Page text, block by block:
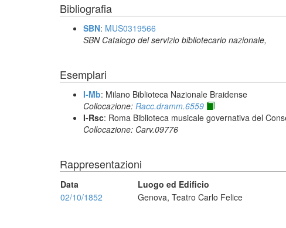
Bibliografia
SBN: MUS0319566
SBN Catalogo del servizio bibliotecario nazionale,
Esemplari
I-Mb: Milano Biblioteca Nazionale Braidense
Collocazione: Racc.dramm.6559
I-Rsc: Roma Biblioteca musicale governativa del
Collocazione: Carv.09776
Rappresentazioni
Data Luogo ed Edificio
02/10/1852
Genova, Teatro Carlo Felice